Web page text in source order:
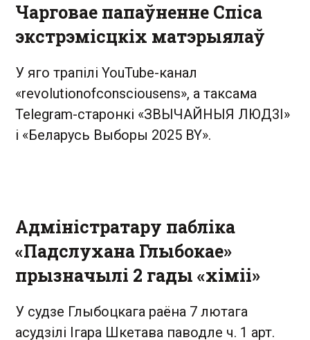
Чарговае папаўненне Спіса
экстрэмісцкіх матэрыялаў
У яго трапілі YouTube-канал
«revolutionofconsciousens», а таксама
Telegram-старонкі «ЗВЫЧАЙНЫЯ ЛЮД3I»
і «Беларусь Выборы 2025 BY».
Адміністратару пабліка
«Падслухана Глыбокае»
прызначылі 2 гады «хіміі»
У судзе Глыбоцкага раёна 7 лютага
асудзілі Ігара Шкетава паводле ч. 1 арт.